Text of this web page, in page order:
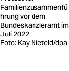
Familienzusammenfü
hrung vor dem
Bundeskanzleramt im
Juli 2022
Foto: Kay Nieteld/dpa